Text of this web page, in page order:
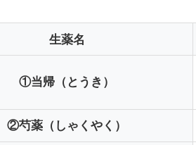
生薬名
①当帰（とうき）
②芍薬（しゃくやく）